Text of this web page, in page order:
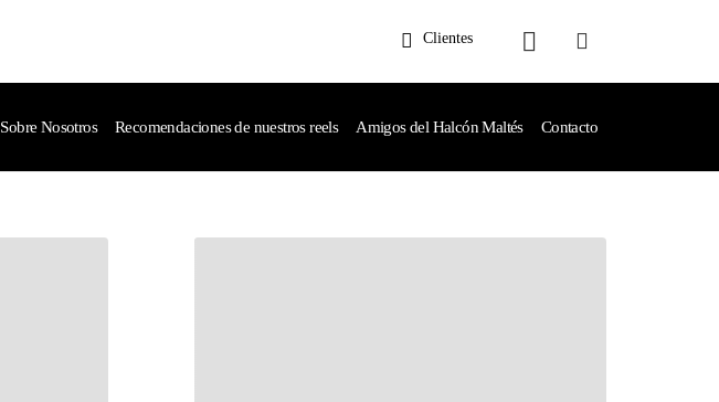
Clientes
Sobre Nosotros Recomendaciones de nuestros reels Amigos del Halcón Maltés Contacto